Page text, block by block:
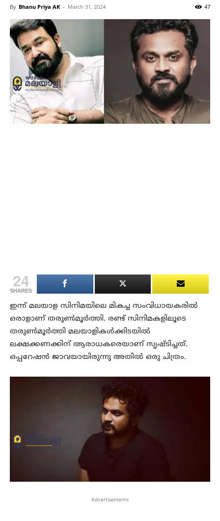
By Bhanu Priya AK - March 31, 2024 47
24
SHARES
ഇന്ന് മലയാള സിനിമയിലെ മികച്ച സംവിധായകരില്‍
ഒരാളാണ് തരുണ്‍മൂര്‍ത്തി. രണ്ട് സിനിമകളിലൂടെ
തരുണ്‍മൂര്‍ത്തി മലയാളികള്‍ക്കിടയില്‍
ലക്ഷക്കണക്കിന് ആരാധകരെയാണ് സൃഷ്ടിച്ചത്.
ഒപ്പറേഷന്‍ ജാവയായിരുന്നു അതില്‍ ഒരു ചിത്രം.
Advertisements